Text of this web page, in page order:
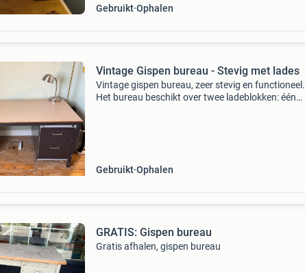
Gebruikt Ophalen
Vintage Gispen bureau - Stevig met lades
Vintage gispen bureau, zeer stevig en functioneel.
Het bureau beschikt over twee ladeblokken: één
Gebruikt Ophalen
GRATIS: Gispen bureau
Gratis afhalen, gispen bureau